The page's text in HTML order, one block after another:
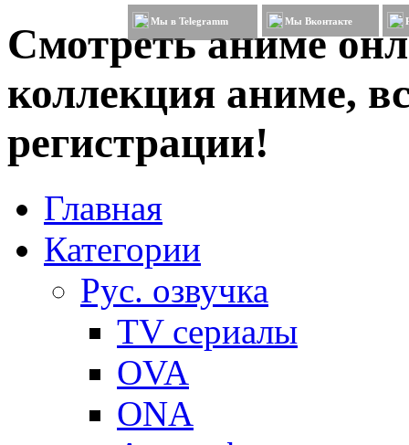
Смотреть аниме
коллекция аниме,
регистрации!
Мы в Telegramm Мы Вконтакте
Главная
Категории
Рус. озвучка
TV сериалы
OVA
ONA